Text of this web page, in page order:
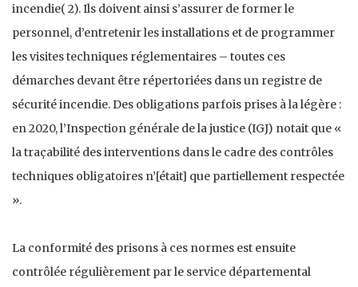
incendie( 2). Ils doivent ainsi s’assurer de former le
personnel, d’entretenir les installations et de programmer
les visites techniques réglementaires – toutes ces
démarches devant être répertoriées dans un registre de
sécurité incendie. Des obligations parfois prises à la légère :
en 2020, l’Inspection générale de la justice (IGJ) notait que «
la traçabilité des interventions dans le cadre des contrôles
techniques obligatoires n’[était] que partiellement respectée
».
La conformité des prisons à ces normes est ensuite
contrôlée régulièrement par le service départemental